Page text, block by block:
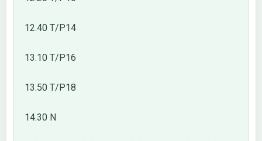
12.40 T/P14
13.10 T/P16
13.50 T/P18
14.30 N